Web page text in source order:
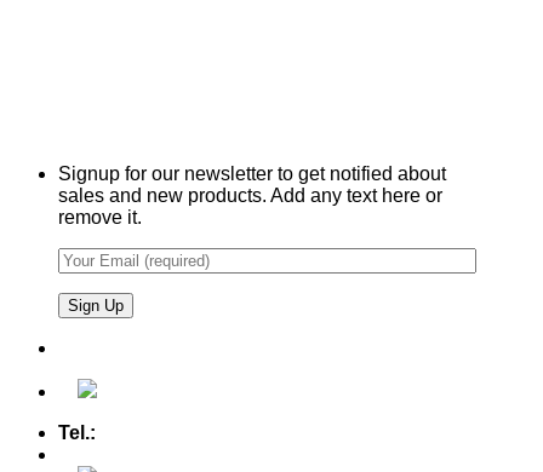
Signup for our newsletter to get notified about
sales and new products. Add any text here or
remove it.
Tel.: